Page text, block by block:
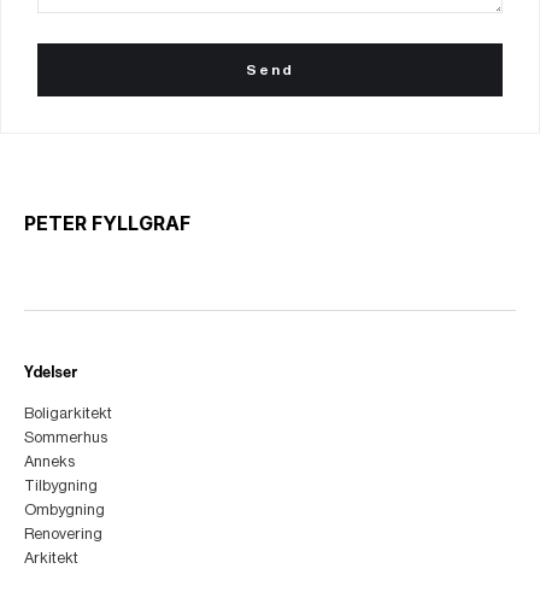
PETER FYLLGRAF
Ydelser
Boligarkitekt
Sommerhus
Anneks
Tilbygning
Ombygning
Renovering
Arkitekt